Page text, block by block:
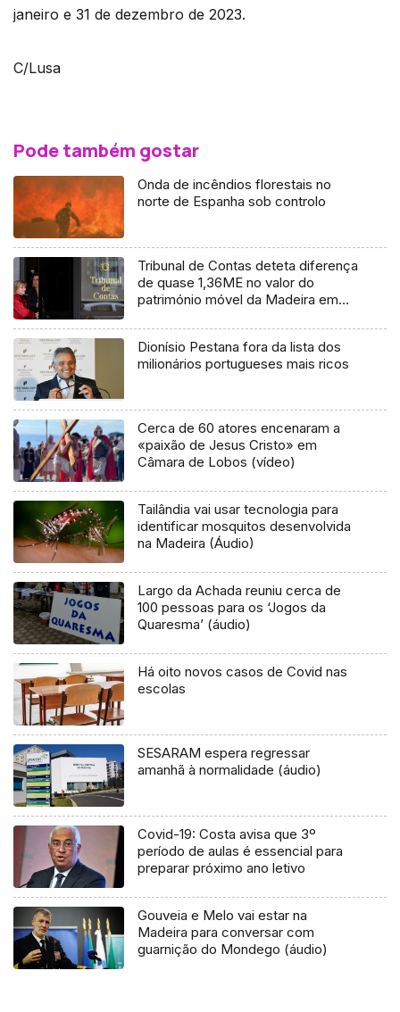
janeiro e 31 de dezembro de 2023.
C/Lusa
Pode também gostar
Onda de incêndios florestais no
norte de Espanha sob controlo
Tribunal de Contas deteta diferença
de quase 1,36ME no valor do
património móvel da Madeira em
Dionísio Pestana fora da lista dos
milionários portugueses mais ricos
Cerca de 60 atores encenaram a
«paixão de Jesus Cristo» em
Câmara de Lobos (vídeo)
Tailândia vai usar tecnologia para
identificar mosquitos desenvolvida
na Madeira (Áudio)
Largo da Achada reuniu cerca de
100 pessoas para os ‘Jogos da
Quaresma’ (áudio)
Há oito novos casos de Covid nas
escolas
SESARAM espera regressar
amanhã à normalidade (áudio)
Covid-19: Costa avisa que 3º
período de aulas é essencial para
preparar próximo ano letivo
Gouveia e Melo vai estar na
Madeira para conversar com
guarnição do Mondego (áudio)